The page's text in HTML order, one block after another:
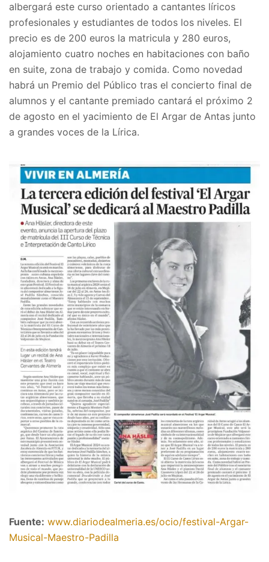
albergará este curso orientado a cantantes líricos
profesionales y estudiantes de todos los niveles. El
precio es de 200 euros la matricula y 280 euros,
alojamiento cuatro noches en habitaciones con baño
en suite, zona de trabajo y comida. Como novedad
habrá un Premio del Público tras el concierto final de
alumnos y el cantante premiado cantará el próximo 2
de agosto en el yacimiento de El Argar de Antas junto
a grandes voces de la Lírica.
Fuente: www.diariodealmeria.es/ocio/festival-Argar-
Musical-Maestro-Padilla